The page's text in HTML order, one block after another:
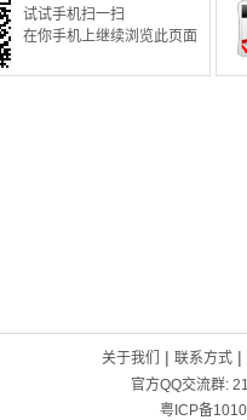
试试手机扫一扫
在你手机上继续浏览此页面
关于我们 | 联系方式|
官方QQ交流群:
粤ICP备